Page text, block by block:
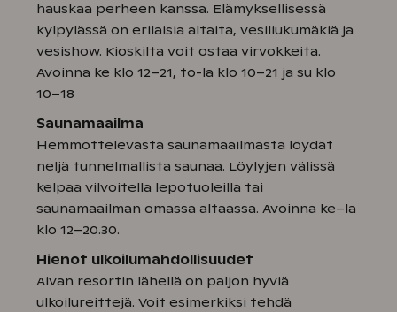
hauskaa perheen kanssa. Elämyksellisessä
kylpylässä on erilaisia altaita, vesiliukumäkiä ja
vesishow. Kioskilta voit ostaa virvokkeita.
Avoinna ke klo 12–21, to-la klo 10–21 ja su klo
10–18
Saunamaailma
Hemmottelevasta saunamaailmasta löydät
neljä tunnelmallista saunaa. Löylyjen välissä
kelpaa vilvoitella lepotuoleilla tai
saunamaailman omassa altaassa. Avoinna ke–la
klo 12–20.30.
Hienot ulkoilumahdollisuudet
Aivan resortin lähellä on paljon hyviä
ulkoilureittejä. Voit esimerkiksi tehdä